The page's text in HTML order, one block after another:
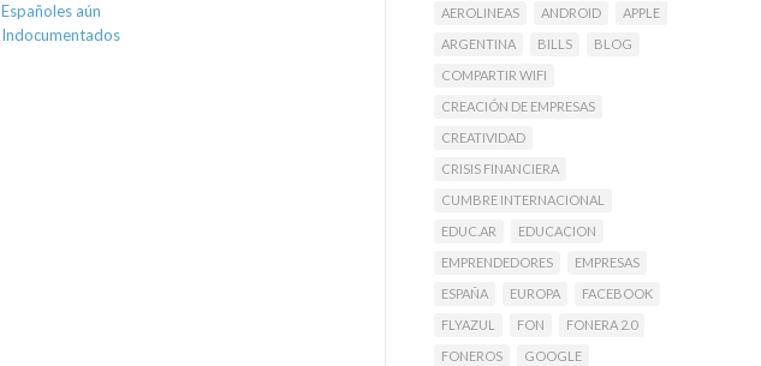
Españoles aún
Indocumentados
AEROLINEAS ANDROID
APPLE
ARGENTINA
BILLS
BLOG
COMPARTIR WIFI
CREACIÓN DE EMPRESAS
CREATIVIDAD
CRISIS FINANCIERA
CUMBRE INTERNACIONAL
EDUC.AR
EDUCACION
EMPRENDEDORES
EMPRESAS
ESPAÑA
EUROPA
FACEBOOK
FLYAZUL
FON
FONERA 2.0
FONEROS
GOOGLE